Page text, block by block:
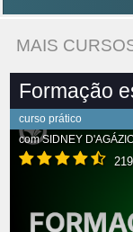
MAIS
Formação
curso prático
comSIDNEY